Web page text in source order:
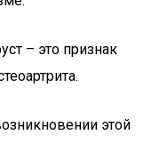
– это признак
этой